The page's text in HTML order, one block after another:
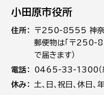
小田原市役所
住所
〒250-8555 神奈
郵便物は「〒250-
で届きます）
電話
0465-33-1300（
休み
土､日､祝日、休日